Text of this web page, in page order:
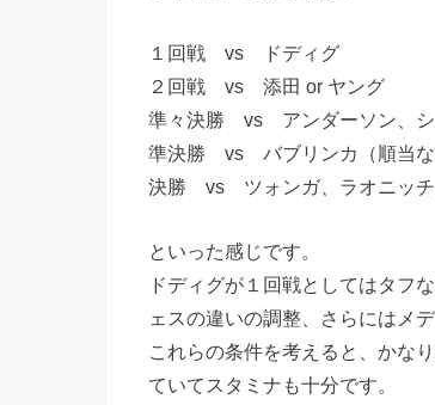
１回戦 vs ドディグ
２回戦 vs 添田 or ヤング
準々決勝 vs アンダーソン、シ
準決勝 vs バブリンカ（順当な
決勝 vs ツォンガ、ラオニッチ
といった感じです。
ドディグが１回戦としてはタフ
ェスの違いの調整、さらにはメ
これらの条件を考えると、かな
ていてスタミナも十分です。